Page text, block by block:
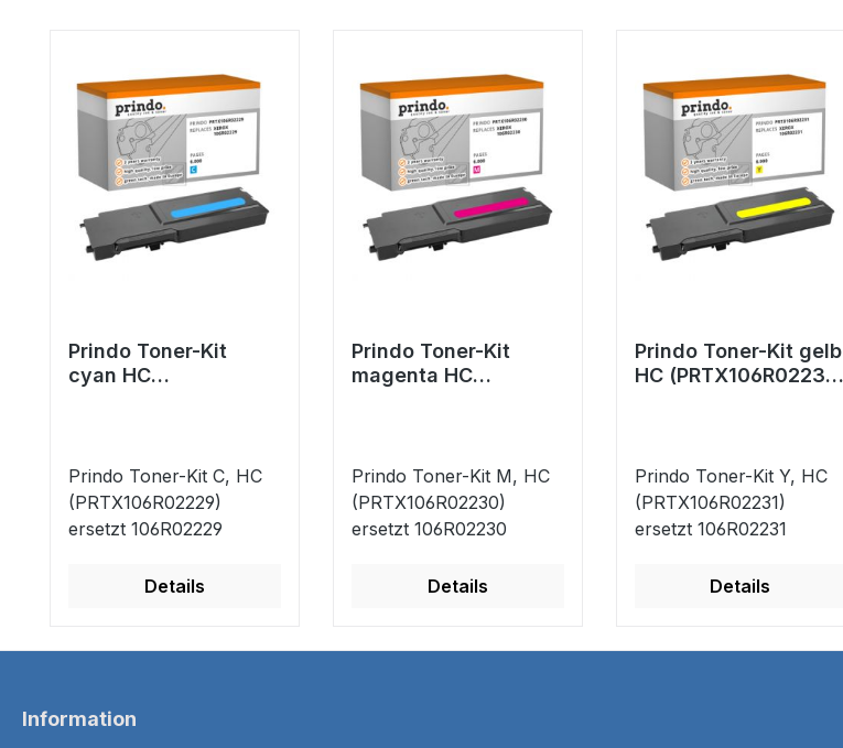
Prindo Toner-Kit
cyan HC
Prindo Toner-Kit C, HC
(PRTX106R02229)
ersetzt 106R02229
Details
Prindo Toner-Kit
magenta HC
Prindo Toner-Kit M, HC
(PRTX106R02230)
ersetzt 106R02230
Details
Prindo Toner-Kit gelb
HC (PRTX106R02231)
Prindo Toner-Kit Y, HC
(PRTX106R02231)
ersetzt 106R02231
Details
Information